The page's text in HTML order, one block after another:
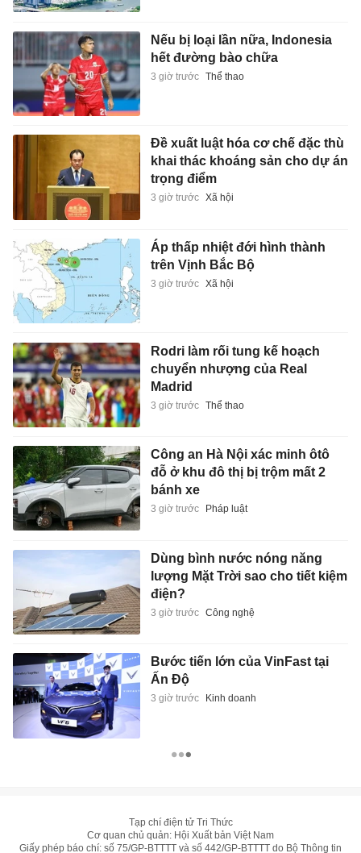
Nếu bị loại lần nữa, Indonesia
hết đường bào chữa
3 giờ trước Thể thao
Đề xuất luật hóa cơ chế đặc thù
khai thác khoáng sản cho dự án
trọng điểm
3 giờ trước Xã hội
Áp thấp nhiệt đới hình thành
trên Vịnh Bắc Bộ
3 giờ trước Xã hội
Rodri làm rối tung kế hoạch
chuyển nhượng của Real
Madrid
3 giờ trước Thể thao
Công an Hà Nội xác minh ôtô
đỗ ở khu đô thị bị trộm mất 2
bánh xe
3 giờ trước Pháp luật
Dùng bình nước nóng năng
lượng Mặt Trời sao cho tiết kiệm
điện?
3 giờ trước Công nghệ
Bước tiến lớn của VinFast tại
Ấn Độ
3 giờ trước Kinh doanh
Tạp chí điện tử Tri Thức
Cơ quan chủ quản: Hội Xuất bản Việt Nam
Giấy phép báo chí: số 75/GP-BTTTT và số 442/GP-BTTTT do Bộ Thông tin